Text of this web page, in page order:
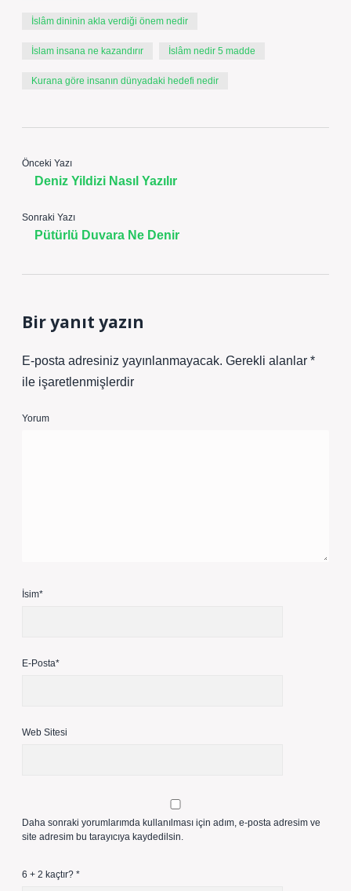
İslâm dininin akla verdiği önem nedir
İslam insana ne kazandırır İslâm nedir 5 madde
Kurana göre insanın dünyadaki hedefi nedir
Önceki Yazı
Deniz Yildizi Nasıl Yazılır
Sonraki Yazı
Pütürlü Duvara Ne Denir
Bir yanıt yazın
E-posta adresiniz yayınlanmayacak. Gerekli alanlar *
ile işaretlenmişlerdir
Yorum
İsim*
E-Posta*
Web Sitesi
Daha sonraki yorumlarımda kullanılması için adım, e-posta adresim ve
site adresim bu tarayıcıya kaydedilsin.
6 + 2 kaçtır? *